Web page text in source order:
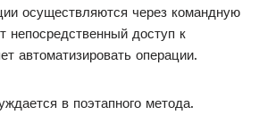
осуществляются через командную
непосредственный доступ к
автоматизировать операции.
в поэтапного метода.